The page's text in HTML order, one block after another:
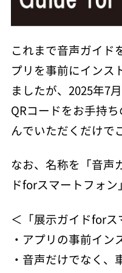
これまで音声ガイド
プリを事前にインス
ましたが、2025年7
QRコードをお手持
んでいただくだけで
なお、名称を「音声
ドforスマートフォン
＜「展示ガイドfor
・アプリの事前イン
・音声だけでなく